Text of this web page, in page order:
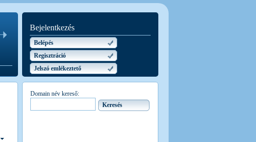
Bejelentkezés
Belépés
Regisztráció
Jelszó emlékeztető
Domain név kereső: